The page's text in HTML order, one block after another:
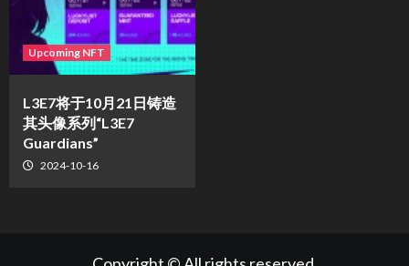
Upcoming NFT
L3E7将于10月21日铸造
其头像系列“L3E7
Guardians”
2024-10-16